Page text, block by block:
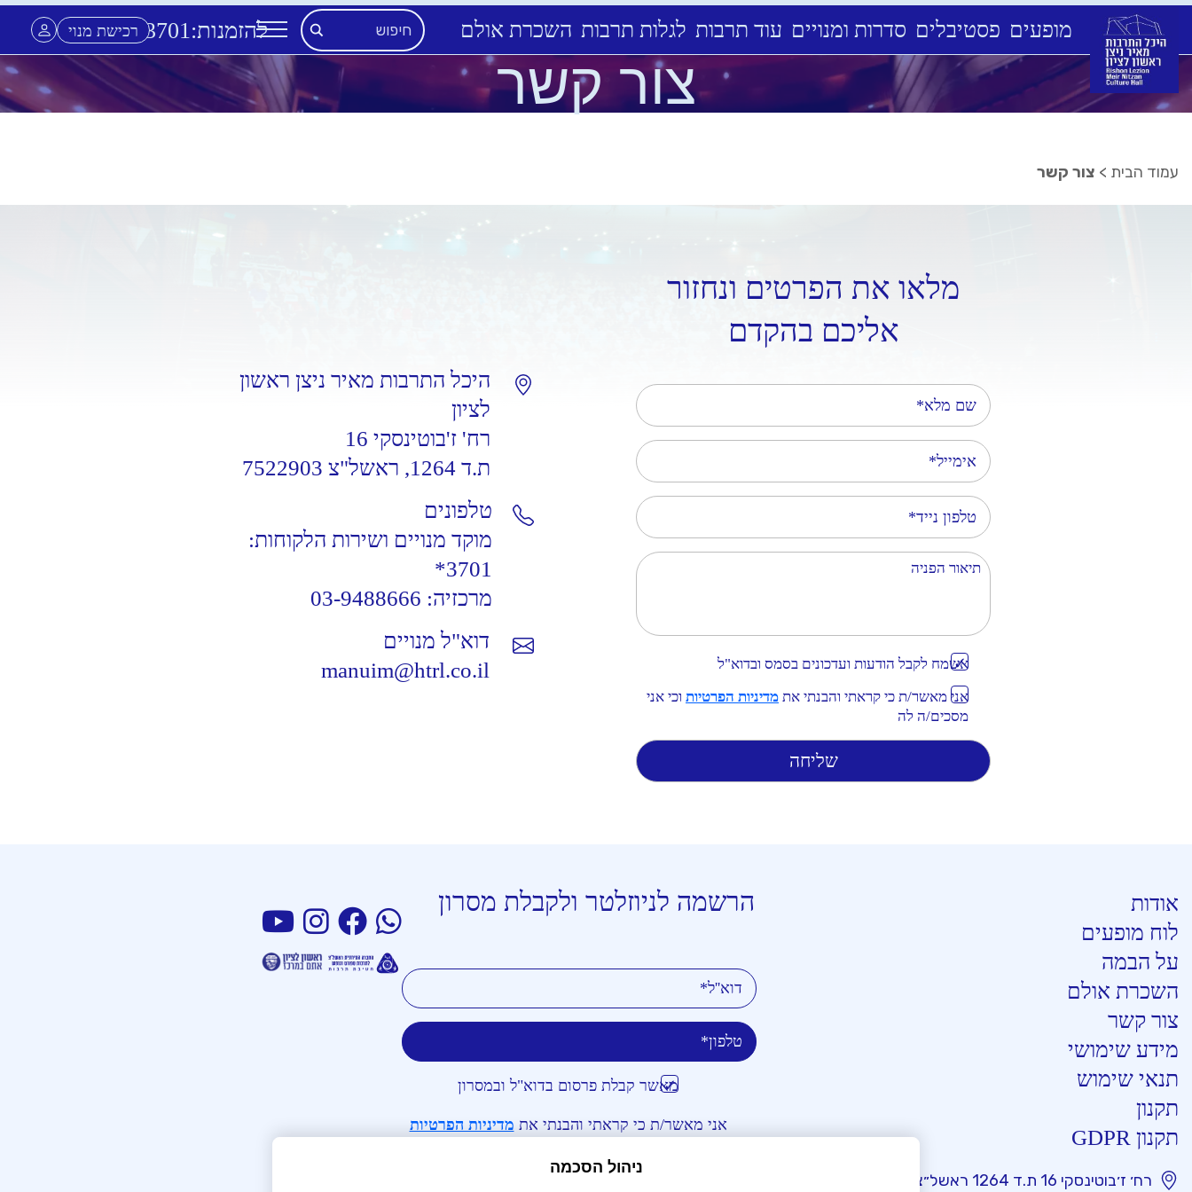
to
content
מופעים פסטיבלים סדרות ומנויים עוד תרבות לגלות תרבות השכרת אולם להזמנות: *3701 רכישת מנוי
צור קשר
עמוד הבית > צור קשר
מלאו את הפרטים ונחזור
אליכם בהקדם
שם מלא
אימייל
טלפון נייד
תיאור הפניה
אשמח לקבל הודעות ועדכונים בסמס ובדוא"ל
אני מאשר/ת כי קראתי והבנתי את מדיניות הפרטיות וכי אני
מסכים/ה לה
היכל התרבות מאיר ניצן ראשון
לציון
רח' ז'בוטינסקי 16
ת.ד 1264, ראשל"צ 7522903
טלפונים
מוקד מנויים ושירות הלקוחות:
3701*
מרכזיה: 03-9488666
דוא"ל מנויים
manuim@htrl.co.il
אודות
לוח מופעים
על הבמה
השכרת אולם
צור קשר
מידע שימושי
תנאי שימוש
תקנון
תקנון GDPR
רח׳ ז׳בוטינסקי 16 ת.ד 1264 ראשל״צ 7522903
הרשמה לניוזלטר ולקבלת מסרון
דוא''ל
טלפון
מאשר קבלת פרסום בדוא"ל ובמסרון
אני מאשר/ת כי קראתי והבנתי את מדיניות הפרטיות
ניהול הסכמה